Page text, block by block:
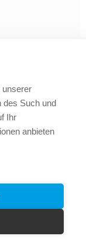
unserer
des Such und
Ihr
anbieten